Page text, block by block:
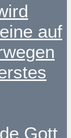
auf
Gott